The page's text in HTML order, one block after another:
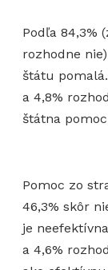
Podľa 84,3%
rozhodne
štátu
a 4,8%
štátna
Pomoc zo
46,3% skôr
je
a 4,6%